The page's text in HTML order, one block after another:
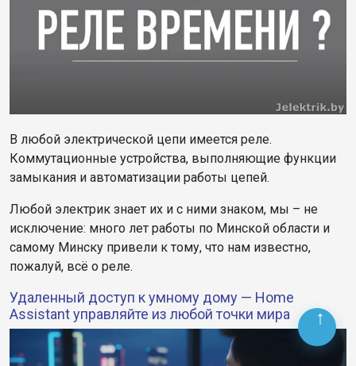
В любой электрической цепи имеется реле.
Коммутационные устройства, выполняющие функции
замыкания и автоматизации работы цепей.
Любой электрик знает их и с ними знаком, мы – не
исключение: много лет работы по Минской области и
самому Минску привели к тому, что нам известно,
пожалуй, всё о реле.
Удаленный доступ к умному дому — Home
Assistant управляйте из любой точки мира